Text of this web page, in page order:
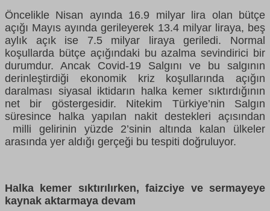
Öncelikle Nisan ayında 16.9 milyar lira olan bütçe
açığı Mayıs ayında gerileyerek 13.4 milyar liraya, beş
aylık açık ise 7.5 milyar liraya geriledi. Normal
koşullarda bütçe açığındaki bu azalma sevindirici bir
durumdur. Ancak Covid-19 Salgını ve bu salgının
derinleştirdiği ekonomik kriz koşullarında açığın
daralması siyasal iktidarın halka kemer sıktırdığının
net bir göstergesidir. Nitekim Türkiye’nin Salgın
süresince halka yapılan nakit destekleri açısından
milli gelirinin yüzde 2’sinin altında kalan ülkeler
arasında yer aldığı gerçeği bu tespiti doğruluyor.
Halka kemer sıktırılırken, faizciye ve sermayeye
kaynak aktarmaya devam